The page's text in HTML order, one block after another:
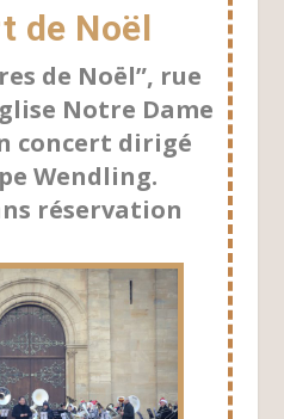
de Noël
de Noël”, rue
Notre Dame
concert dirigé
Wendling.
réservation